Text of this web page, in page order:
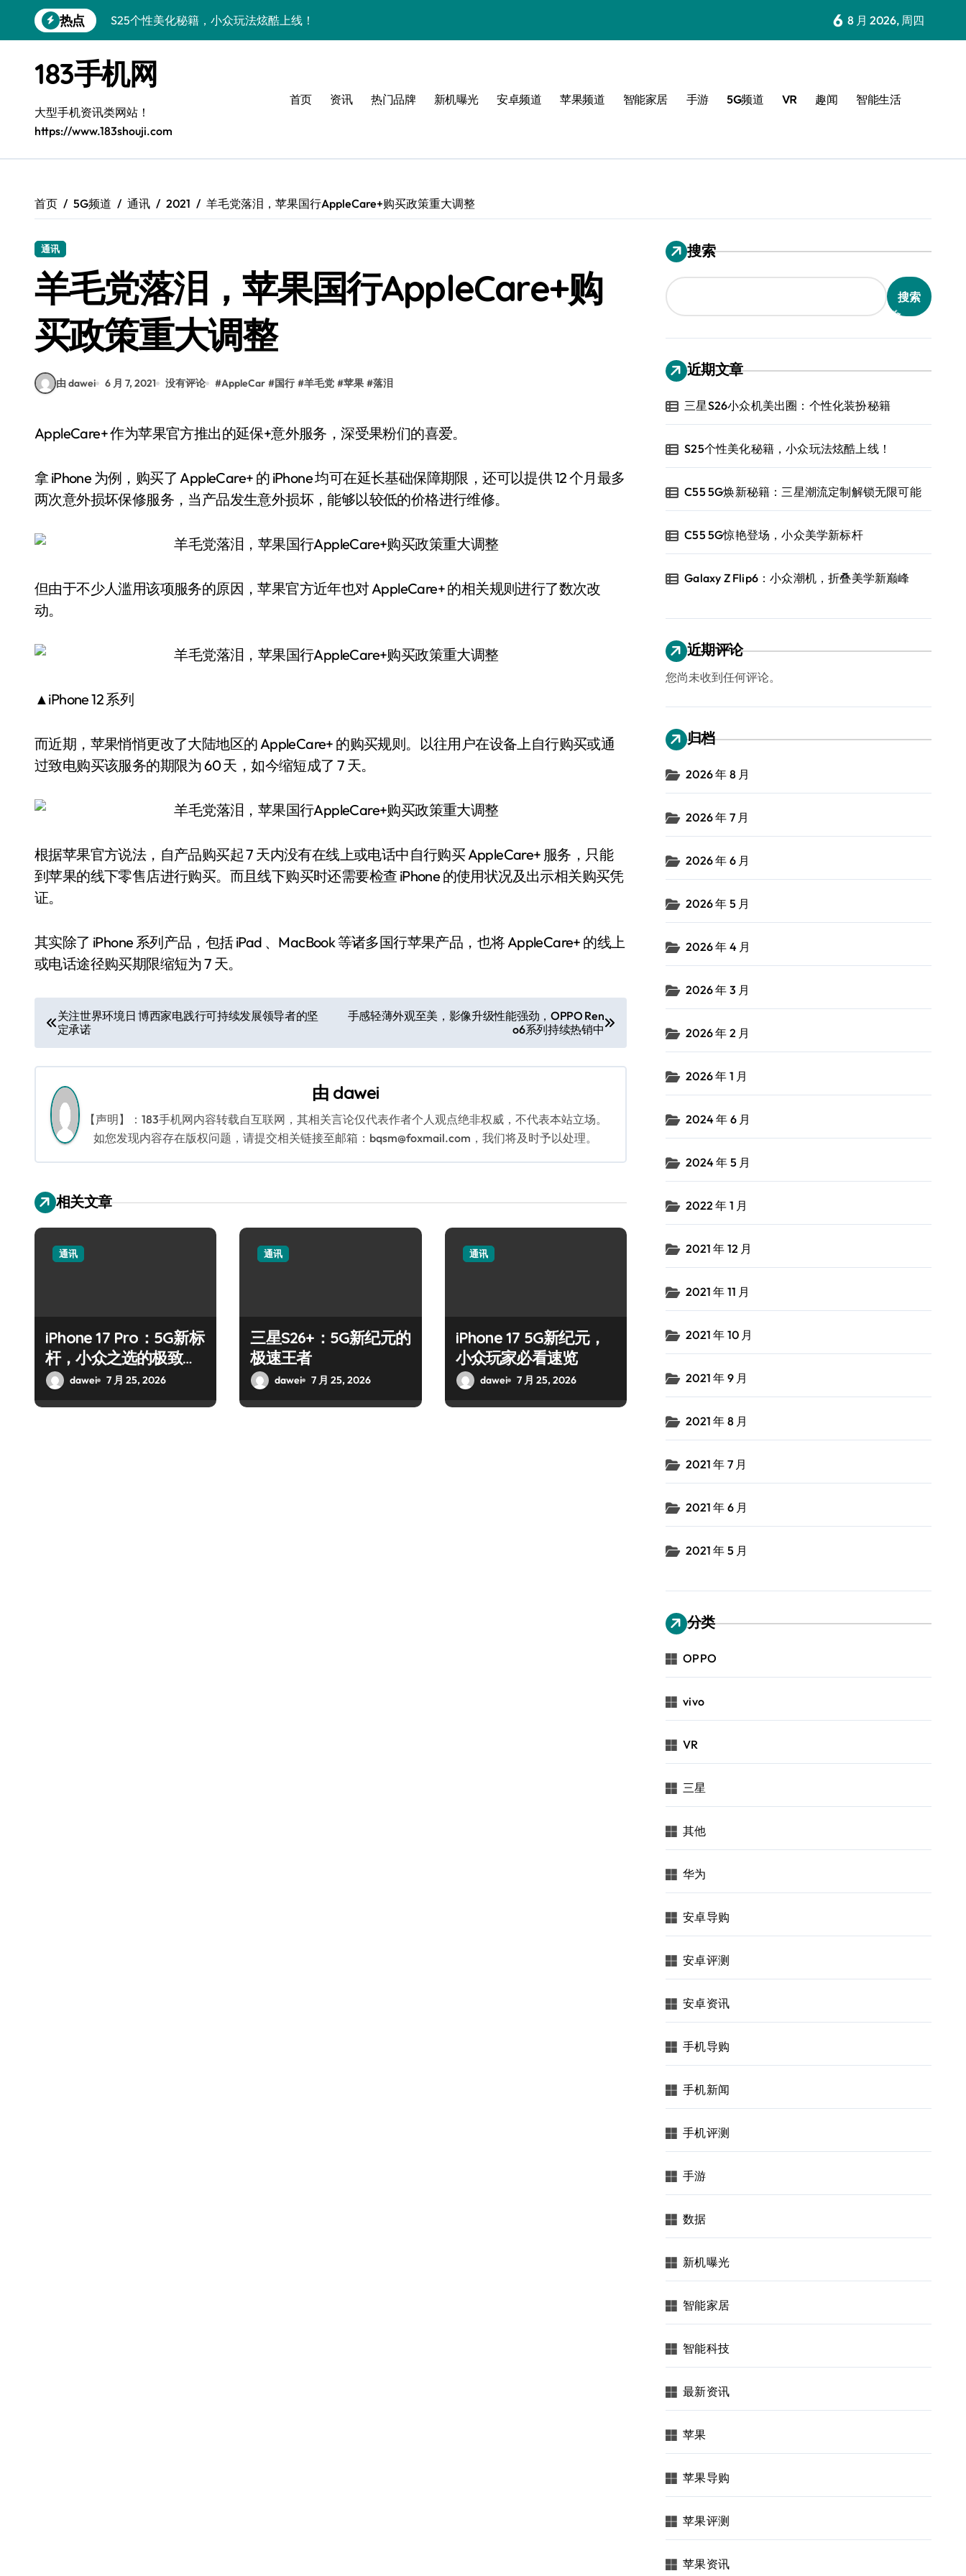
到
热点
S25个性美化秘籍，小众玩法炫酷上线！
C55 5G焕新秘籍：三星潮流定制解锁无限可能
C55 5G惊艳登场，小众美学新标杆
Galaxy Z Flip6：小众潮机，折叠美学新巅峰
S25+闪亮登场，3招美出新高度！
Fold6美学密码：小众机的高阶折叠术
S25+潮酷登场，定制你的个性美学
三星S26小众机美出圈：个性化装扮秘籍
6 8 月 2026, 周四
183手机网
大型手机资讯类网站！
https://www.183shouji.com
首页 资讯 热门品牌 新机曝光 安卓频道 苹果频道 智能家居 手游 5G频道 VR 趣闻 智能生活
首页 5G频道 通讯 2021 羊毛党落泪，苹果国行AppleCare+购买政策重大调整
通讯
羊毛党落泪，苹果国行AppleCare+购
买政策重大调整
由 dawei 6 月 7, 2021 没有评论 #AppleCar #国行 #羊毛党 #苹果 #落泪
AppleCare+ 作为苹果官方推出的延保+意外服务，深受果粉们的喜爱。
拿 iPhone 为例，购买了 AppleCare+ 的 iPhone 均可在延长基础保障期限，还可以提供 12 个月最多
两次意外损坏保修服务，当产品发生意外损坏，能够以较低的价格进行维修。
但由于不少人滥用该项服务的原因，苹果官方近年也对 AppleCare+ 的相关规则进行了数次改
动。
▲iPhone 12 系列
而近期，苹果悄悄更改了大陆地区的 AppleCare+ 的购买规则。以往用户在设备上自行购买或通
过致电购买该服务的期限为 60 天，如今缩短成了 7 天。
根据苹果官方说法，自产品购买起 7 天内没有在线上或电话中自行购买 AppleCare+ 服务，只能
到苹果的线下零售店进行购买。而且线下购买时还需要检查 iPhone 的使用状况及出示相关购买凭
证。
其实除了 iPhone 系列产品，包括 iPad 、MacBook 等诸多国行苹果产品，也将 AppleCare+ 的线上
或电话途径购买期限缩短为 7 天。
文
章
导
航
关注世界环境日 博西家电践行可持续发展领导者的坚
定承诺
手感轻薄外观至美，影像升级性能强劲，OPPO Ren
o6系列持续热销中
由 dawei
【声明】：183手机网内容转载自互联网，其相关言论仅代表作者个人观点绝非权威，不代表本站立场。
如您发现内容存在版权问题，请提交相关链接至邮箱：bqsm@foxmail.com，我们将及时予以处理。
相关文章
通讯
iPhone 17 Pro：5G新标
杆，小众之选的极致通
讯革命
dawei 7 月 25, 2026
通讯
三星S26+：5G新纪元的
极速王者
dawei 7 月 25, 2026
通讯
iPhone 17 5G新纪元，
小众玩家必看速览
dawei 7 月 25, 2026
搜索
搜索
近期文章
三星S26小众机美出圈：个性化装扮秘籍
S25个性美化秘籍，小众玩法炫酷上线！
C55 5G焕新秘籍：三星潮流定制解锁无限可能
C55 5G惊艳登场，小众美学新标杆
Galaxy Z Flip6：小众潮机，折叠美学新巅峰
近期评论
您尚未收到任何评论。
归档
2026 年 8 月
2026 年 7 月
2026 年 6 月
2026 年 5 月
2026 年 4 月
2026 年 3 月
2026 年 2 月
2026 年 1 月
2024 年 6 月
2024 年 5 月
2022 年 1 月
2021 年 12 月
2021 年 11 月
2021 年 10 月
2021 年 9 月
2021 年 8 月
2021 年 7 月
2021 年 6 月
2021 年 5 月
分类
OPPO
vivo
VR
三星
其他
华为
安卓导购
安卓评测
安卓资讯
手机导购
手机新闻
手机评测
手游
数据
新机曝光
智能家居
智能科技
最新资讯
苹果
苹果导购
苹果评测
苹果资讯